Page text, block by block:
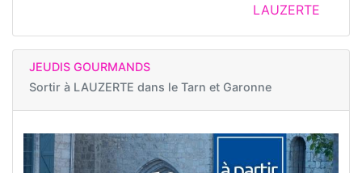
LAUZERTE
JEUDIS GOURMANDS
Sortir à LAUZERTE dans le Tarn et Garonne